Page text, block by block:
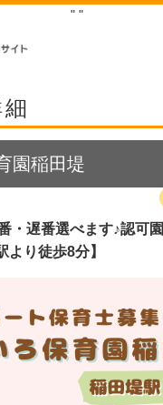
" "
園稲田堤
・遅番選べます♪認可
り徒歩8分】